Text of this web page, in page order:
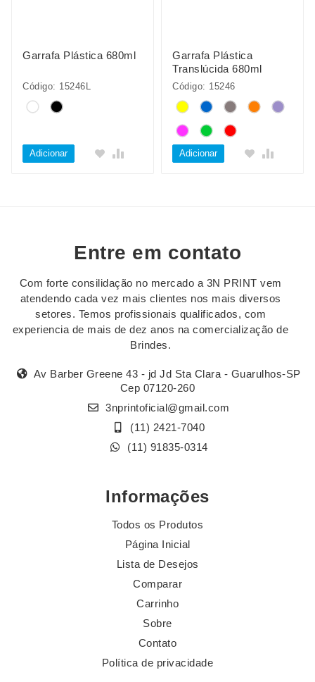
Garrafa Plástica 680ml
Código: 15246L
Adicionar
Garrafa Plástica
Translúcida 680ml
Código: 15246
Adicionar
Entre em contato
Com forte consilidação no mercado a 3N PRINT vem
atendendo cada vez mais clientes nos mais diversos
setores. Temos profissionais qualificados, com
experiencia de mais de dez anos na comercialização de
Brindes.
Av Barber Greene 43 - jd Jd Sta Clara - Guarulhos-SP
Cep 07120-260
3nprintoficial@gmail.com
(11) 2421-7040
(11) 91835-0314
Informações
Todos os Produtos
Página Inicial
Lista de Desejos
Comparar
Carrinho
Sobre
Contato
Política de privacidade